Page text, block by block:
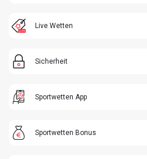
Live Wetten
Sicherheit
Sportwetten App
Sportwetten Bonus